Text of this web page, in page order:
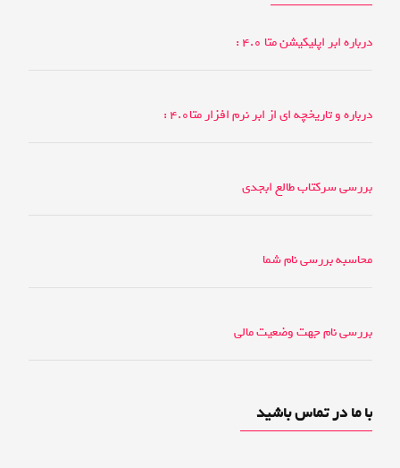
درباره ابر اپلیکیشن متا 4.0 :
درباره و تاریخچه ای از ابر نرم افزار متا4.0 :
بررسی سرکتاب طالع ابجدی
محاسبه بررسی نام شما
بررسی نام جهت وضعیت مالی
با ما در تماس باشید